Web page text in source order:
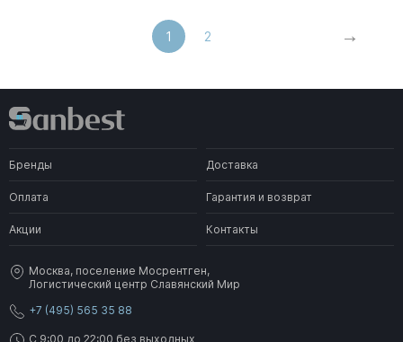
1 2
Бренды Доставка
Оплата Гарантия и возврат
Акции Контакты
Москва, поселение Мосрентген,
Логистический центр Славянский Мир
+7 (495) 565 35 88
C 9:00 до 22:00 без выходных